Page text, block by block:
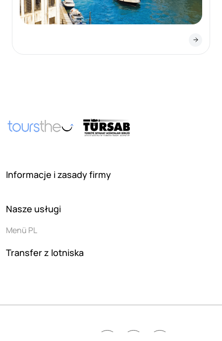
Informacje i zasady firmy
Nasze usługi
Menü PL
Transfer z lotniska